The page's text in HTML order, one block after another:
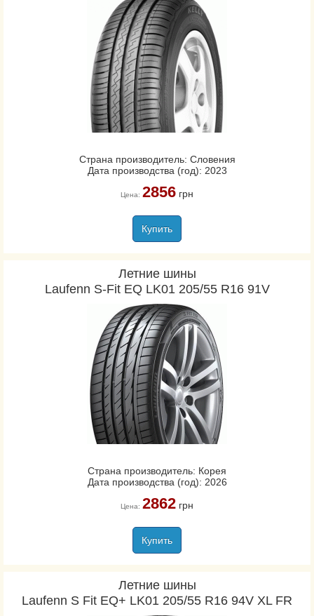
Страна производитель: Словения
Дата производства (год): 2023
Цена: 2856грн
Купить
Летние шины
Laufenn S-Fit EQ LK01 205/55 R16 91V
Страна производитель: Корея
Дата производства (год): 2026
Цена: 2862грн
Купить
Летние шины
Laufenn S Fit EQ+ LK01 205/55 R16 94V XL FR